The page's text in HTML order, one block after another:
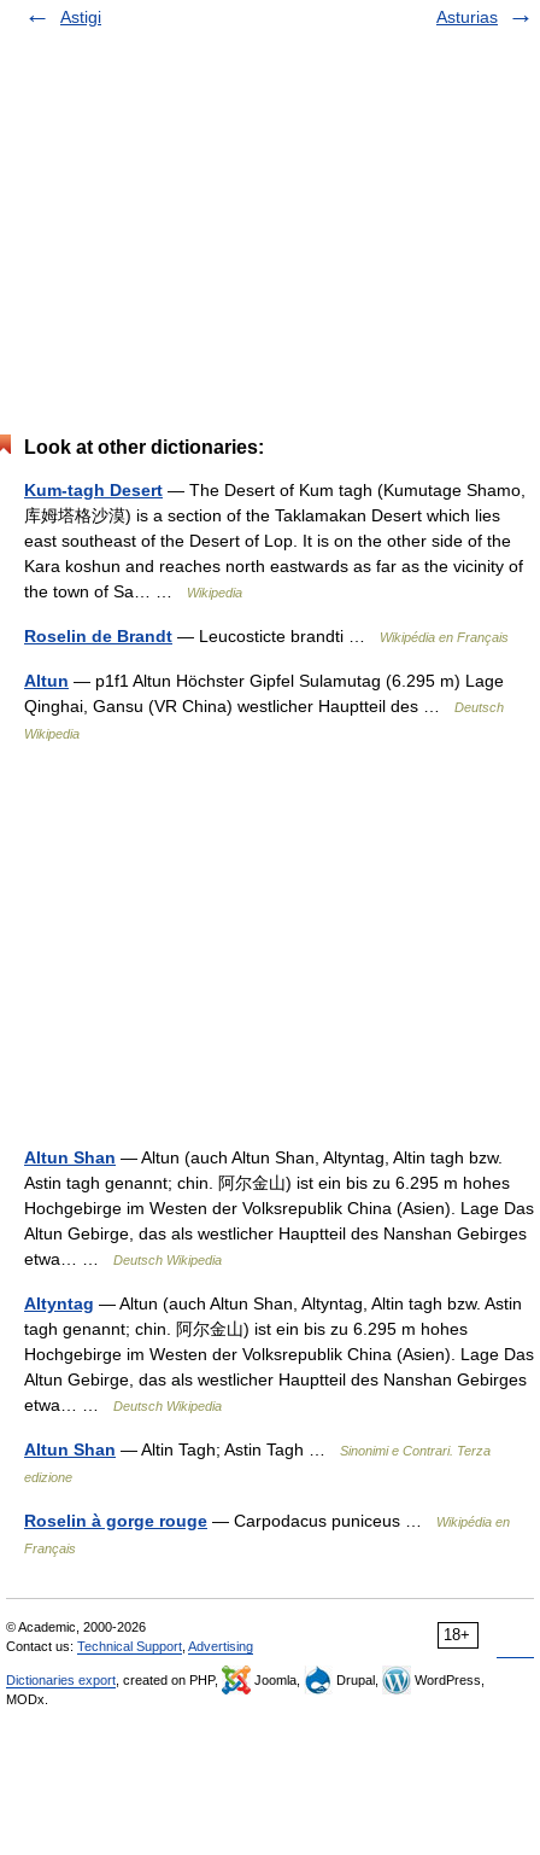
Astigi
Asturias
Look at other dictionaries:
Kum-tagh Desert — The Desert of Kum tagh (Kumutage Shamo,
库姆塔格沙漠) is a section of the Taklamakan Desert which lies
east southeast of the Desert of Lop. It is on the other side of the
Kara koshun and reaches north eastwards as far as the vicinity of
the town of Sa… …
Wikipedia
Roselin de Brandt — Leucosticte brandti … Wikipédia en Français
Altun — p1f1 Altun Höchster Gipfel Sulamutag (6.295 m) Lage
Qinghai, Gansu (VR China) westlicher Hauptteil des …
Deutsch
Wikipedia
Altun Shan — Altun (auch Altun Shan, Altyntag, Altin tagh bzw.
Astin tagh genannt; chin. 阿尔金山) ist ein bis zu 6.295 m hohes
Hochgebirge im Westen der Volksrepublik China (Asien). Lage Das
Altun Gebirge, das als westlicher Hauptteil des Nanshan Gebirges
etwa… …
Deutsch Wikipedia
Altyntag — Altun (auch Altun Shan, Altyntag, Altin tagh bzw. Astin
tagh genannt; chin. 阿尔金山) ist ein bis zu 6.295 m hohes
Hochgebirge im Westen der Volksrepublik China (Asien). Lage Das
Altun Gebirge, das als westlicher Hauptteil des Nanshan Gebirges
etwa… …
Deutsch Wikipedia
Altun Shan — Altin Tagh; Astin Tagh …
Sinonimi e Contrari. Terza
edizione
Roselin à gorge rouge — Carpodacus puniceus …
Wikipédia en
Français
18+
© Academic, 2000-2026
Contact us: Technical Support Advertising
Dictionaries export , created on PHP, Joomla, Drupal,
WordPress,
MODx.